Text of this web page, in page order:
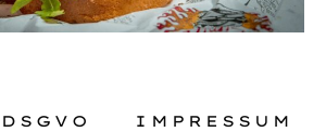
DSGVO IMPRESSUM